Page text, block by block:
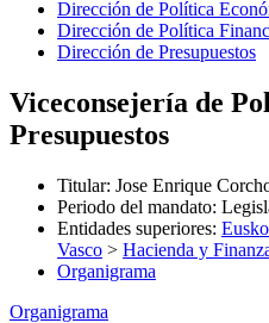
Dirección de Política
Dirección de Política
Dirección de Presupuestos
Viceconsejería de
Presupuestos
Titular: Jose Enrique
Periodo del mandato:
Entidades superiores:
Vasco > Hacienda y
Organigrama
Organigrama